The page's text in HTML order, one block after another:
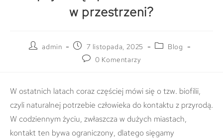
w przestrzeni?
admin 7 listopada, 2025
Blog
0 Komentarzy
W ostatnich latach coraz częściej mówi się o tzw. biofilii,
czyli naturalnej potrzebie człowieka do kontaktu z przyrodą.
W codziennym życiu, zwłaszcza w dużych miastach,
kontakt ten bywa ograniczony, dlatego sięgamy